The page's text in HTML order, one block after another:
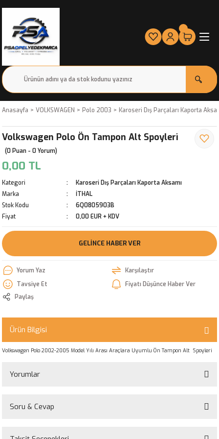
Anasayfa VOLKSWAGEN Polo 2003 Karoseri Dış Parçaları Kaporta
Volkswagen Polo Ön Tampon Alt Spoyleri
(0 Puan - 0 Yorum)
0,00 TL
Kategori
Karoseri Dış Parçaları Kaporta Aksamı
Marka
İTHAL
Stok Kodu
6Q0805903B
Fiyat
0,00 EUR + KDV
GELINCE HABER VER
Yorum Yaz
Karşılaştır
Tavsiye Et
Fiyatı Düşünce Haber Ver
Paylaş
Ürün Bilgisi
Volkswagen Polo 2002-2005 Model Yılı Arası Araçlara Uyumlu Ön Tampon Alt Spoyleri
Yorumlar
Soru & Cevap